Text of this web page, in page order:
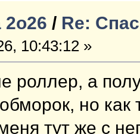
2о26 / Re:
10:43:12 »
роллер, а
но
тут же с